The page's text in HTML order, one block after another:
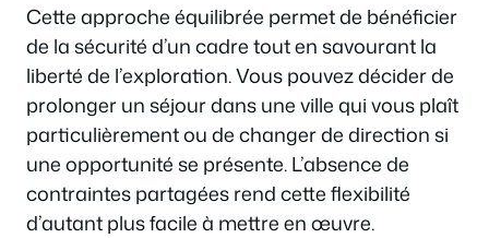
Cette approche équilibrée permet de bénéficier
de la sécurité d’un cadre tout en savourant la
liberté de l’exploration. Vous pouvez décider de
prolonger un séjour dans une ville qui vous plaît
particulièrement ou de changer de direction si
une opportunité se présente. L’absence de
contraintes partagées rend cette flexibilité
d’autant plus facile à mettre en œuvre.